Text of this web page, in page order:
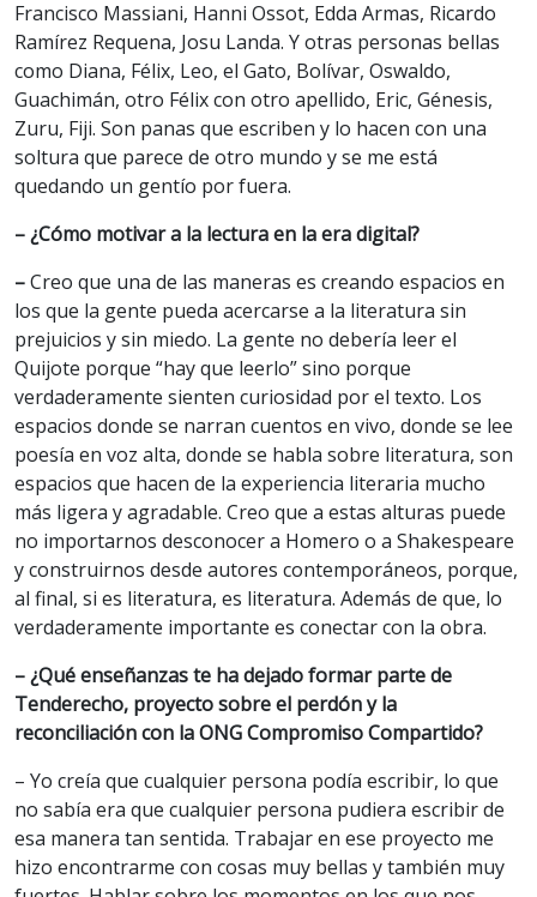
Francisco Massiani, Hanni Ossot, Edda Armas, Ricardo
Ramírez Requena, Josu Landa. Y otras personas bellas
como Diana, Félix, Leo, el Gato, Bolívar, Oswaldo,
Guachimán, otro Félix con otro apellido, Eric, Génesis,
Zuru, Fiji. Son panas que escriben y lo hacen con una
soltura que parece de otro mundo y se me está
quedando un gentío por fuera.
– ¿Cómo motivar a la lectura en la era digital?
–Creo que una de las maneras es creando espacios en
los que la gente pueda acercarse a la literatura sin
prejuicios y sin miedo. La gente no debería leer el
Quijote porque “hay que leerlo” sino porque
verdaderamente sienten curiosidad por el texto. Los
espacios donde se narran cuentos en vivo, donde se lee
poesía en voz alta, donde se habla sobre literatura, son
espacios que hacen de la experiencia literaria mucho
más ligera y agradable. Creo que a estas alturas puede
no importarnos desconocer a Homero o a Shakespeare
y construirnos desde autores contemporáneos, porque,
al final, si es literatura, es literatura. Además de que, lo
verdaderamente importante es conectar con la obra.
– ¿Qué enseñanzas te ha dejado formar parte de
Tenderecho, proyecto sobre el perdón y la
reconciliación con la ONG Compromiso Compartido?
– Yo creía que cualquier persona podía escribir, lo que
no sabía era que cualquier persona pudiera escribir de
esa manera tan sentida. Trabajar en ese proyecto me
hizo encontrarme con cosas muy bellas y también muy